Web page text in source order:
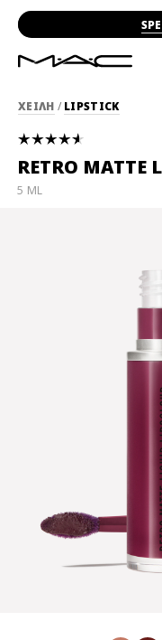
ΧΕΙΛΗ / LIPSTICK
RETRO MATTE
5 ML